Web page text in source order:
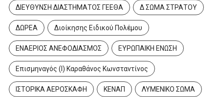
ΔΙΕΥΘΥΝΣΗ ΔΙΑΣΤΗΜΑΤΟΣ ΓΕΕΘΑ Δ ΣΩΜΑ ΣΤΡΑΤΟΥ
ΔΩΡΕΑ Διοίκησης Ειδικού Πολέμου
ΕΝΑΕΡΙΟΣ ΑΝΕΦΟΔΙΑΣΜΟΣ ΕΥΡΩΠΑΙΚΗ ΕΝΩΣΗ
Επισμηναγός (Ι) Καραθάνος Κωνσταντίνος
ΙΣΤΟΡΙΚΑ ΑΕΡΟΣΚΑΦΗ ΚΕΝΑΠ ΛΥΜΕΝΙΚΟ ΣΩΜΑ